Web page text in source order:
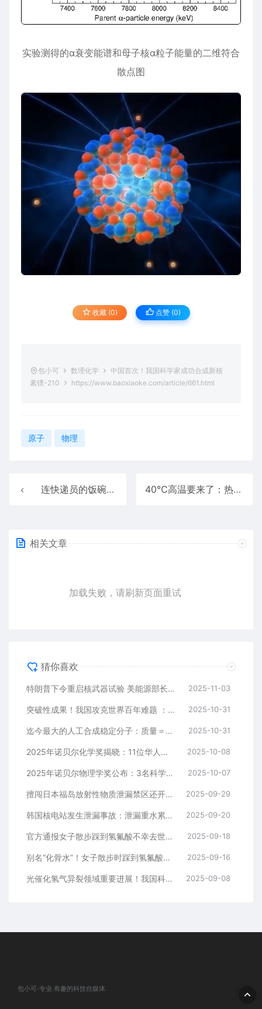
实验测得的α衰变能谱和母子核α粒子能量的二维符合
散点图
收藏 (0) 点赞 (0)
包小可 数理化学
中国首次！我国科学家成功合成新核
素镤-210
https://www.baoxiaoke.com/article/661.html
原子 物理
连快递员的饭碗也要抢！亚马逊将测试用人形机器人送快递 40℃高温要来了：热热热热热
相关文章
加载失败，请刷新页面重试
猜你喜欢
特朗普下令重启核武器试验 美能源部长：暂不涉及核爆炸 2025-11-03
突破性成果！我国攻克世界百年难题 ：只需要“一滴” 2025-10-31
迄今最大的人工合成稳定分子：质量＝2亿个氢原子 2025-10-31
2025年诺贝尔化学奖揭晓：11位华人曾获诺贝尔奖 上一位是10年前的屠呦呦 2025-10-08
2025年诺贝尔物理学奖公布：3名科学家平分836万元奖金 2025-10-07
擅闯日本福岛放射性物质泄漏禁区还开直播：三名乌克兰网红被逮捕 2025-09-29
韩国核电站发生泄漏事故：泄漏重水累计约265千克 2025-09-20
官方通报女子散步踩到氢氟酸不幸去世：已第一时间介入调查 2025-09-18
别名“化骨水”！女子散步时踩到氢氟酸后不幸去世 2025-09-16
光催化氢气异裂领域重要进展！我国科研团队实现常温氢气异裂 2025-09-08
包小可-专业.有趣的科技自媒体